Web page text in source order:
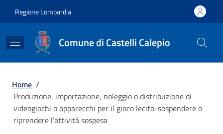
Regione Lombardia
Comune di Castelli Calepio
Briciole di pane
Home /
Produzione, importazione, noleggio o distribuzione di
videogiochi o apparecchi per il gioco lecito: sospendere o
riprendere l'attività sospesa